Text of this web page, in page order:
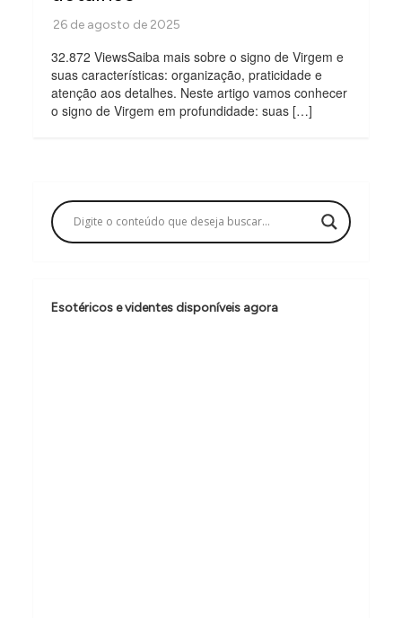
32.872 ViewsSaiba mais sobre o signo de Virgem e
suas características: organização, praticidade e
atenção aos detalhes. Neste artigo vamos conhecer
o signo de Virgem em profundidade: suas […]
Esotéricos e videntes disponíveis agora